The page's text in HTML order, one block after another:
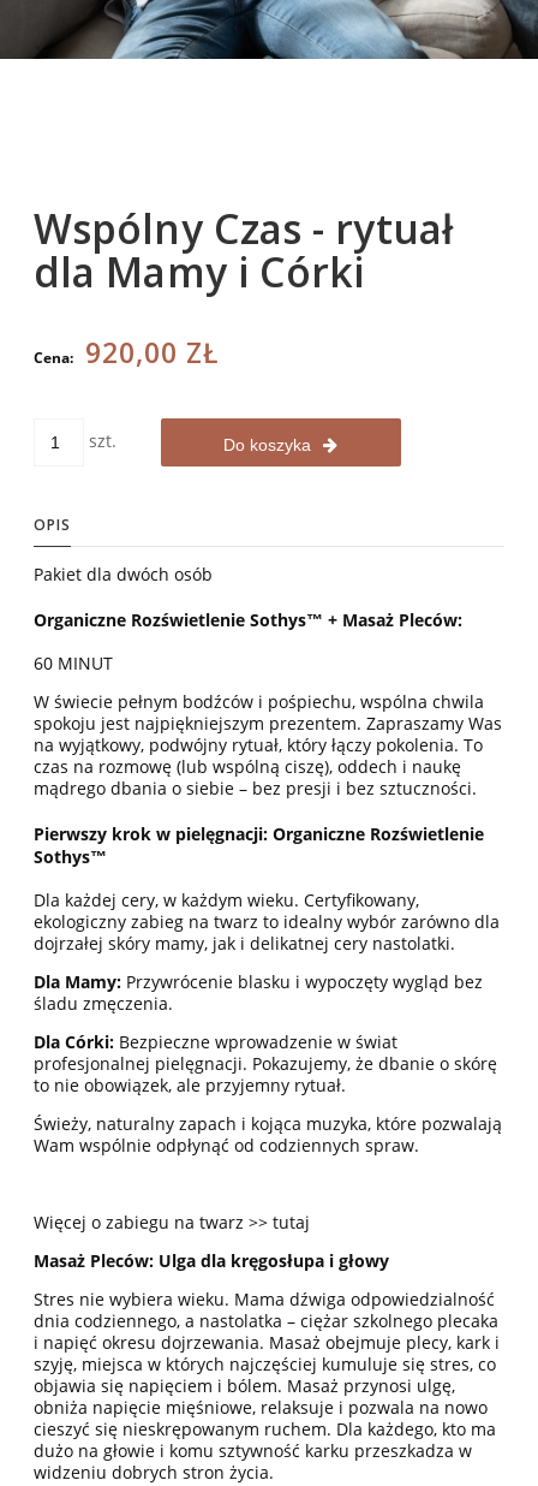
Wspólny Czas - rytuał
dla Mamy i Córki
Cena: 920,00 ZŁ
szt. Do koszyka
OPIS
Pakiet dla dwóch osób
Organiczne Rozświetlenie Sothys™ + Masaż Pleców:
60 MINUT
W świecie pełnym bodźców i pośpiechu, wspólna chwila
spokoju jest najpiękniejszym prezentem. Zapraszamy Was
na wyjątkowy, podwójny rytuał, który łączy pokolenia. To
czas na rozmowę (lub wspólną ciszę), oddech i naukę
mądrego dbania o siebie – bez presji i bez sztuczności.
Pierwszy krok w pielęgnacji: Organiczne Rozświetlenie
Sothys™
Dla każdej cery, w każdym wieku. Certyfikowany,
ekologiczny zabieg na twarz to idealny wybór zarówno dla
dojrzałej skóry mamy, jak i delikatnej cery nastolatki.
Dla Mamy: Przywrócenie blasku i wypoczęty wygląd bez
śladu zmęczenia.
Dla Córki: Bezpieczne wprowadzenie w świat
profesjonalnej pielęgnacji. Pokazujemy, że dbanie o skórę
to nie obowiązek, ale przyjemny rytuał.
Świeży, naturalny zapach i kojąca muzyka, które pozwalają
Wam wspólnie odpłynąć od codziennych spraw.
Więcej o zabiegu na twarz >> tutaj
Masaż Pleców: Ulga dla kręgosłupa i głowy
Stres nie wybiera wieku. Mama dźwiga odpowiedzialność
dnia codziennego, a nastolatka – ciężar szkolnego plecaka
i napięć okresu dojrzewania. Masaż obejmuje plecy, kark i
szyję, miejsca w których najczęściej kumuluje się stres, co
objawia się napięciem i bólem. Masaż przynosi ulgę,
obniża napięcie mięśniowe, relaksuje i pozwala na nowo
cieszyć się nieskrępowanym ruchem. Dla każdego, kto ma
dużo na głowie i komu sztywność karku przeszkadza w
widzeniu dobrych stron życia.